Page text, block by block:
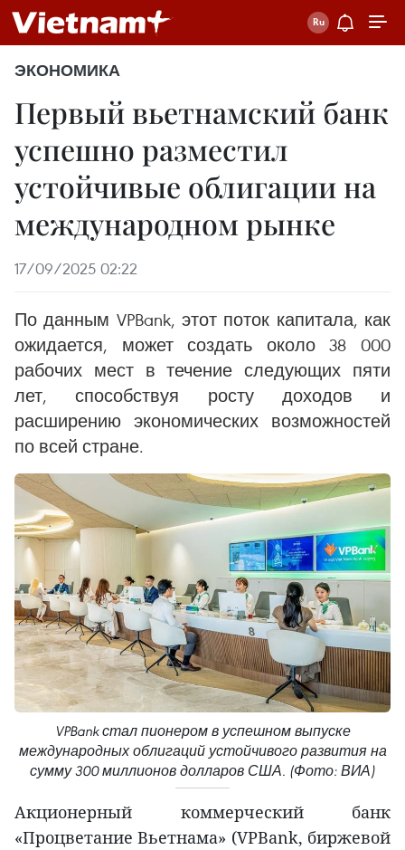
ЭКОНОМИКА
Первый вьетнамский банк
успешно разместил
устойчивые облигации на
международном рынке
17/09/2025 02:22
По данным VPBank, этот поток капитала, как
ожидается, может создать около 38 000
рабочих мест в течение следующих пяти
лет, способствуя росту доходов и
расширению экономических возможностей
по всей стране.
VPBank стал пионером в успешном выпуске
международных облигаций устойчивого развития на
сумму 300 миллионов долларов США. (Фото: ВИА)
Акционерный коммерческий банк
«Процветание Вьетнама» (VPBank, биржевой